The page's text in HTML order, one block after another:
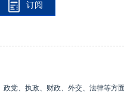
订阅
党、执政、财政、外交、法律等方